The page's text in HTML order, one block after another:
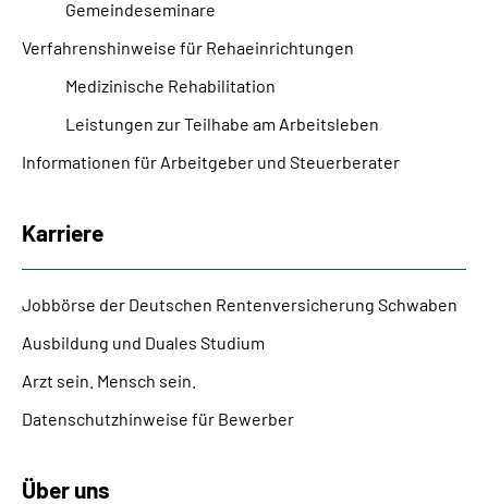
Gemeindeseminare
Verfahrenshinweise für Rehaeinrichtungen
Medizinische Rehabilitation
Leistungen zur Teilhabe am Arbeitsleben
Informationen für Arbeitgeber und Steuerberater
Karriere
Jobbörse der Deutschen Rentenversicherung Schwaben
Ausbildung und Duales Studium
Arzt sein. Mensch sein.
Datenschutzhinweise für Bewerber
Über uns